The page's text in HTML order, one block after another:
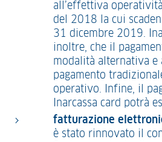
all’effettiva
del 2018 la cui
31 dicembre 2019.
inoltre, che il
modalità alternativa e
pagamento
operativo. Infine, il
Inarcassa card potrà
fatturazione
è stato rinnovato il